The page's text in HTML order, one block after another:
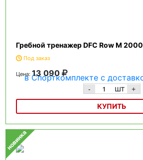
Гребной тренажер DFC Row M 2000
Под заказ
Цена: 13 090
- шт +
КУПИТЬ
Гребной тренажер DFC Row M 2000